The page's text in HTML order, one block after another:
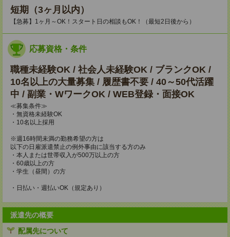
短期（3ヶ月以内）
【急募】1ヶ月～OK！スタート日の相談もOK！（最短2日後から）
応募資格・条件
職種未経験OK / 社会人未経験OK / ブランクOK /
10名以上の大量募集 / 履歴書不要 / 40～50代活躍
中 / 副業・WワークOK / WEB登録・面接OK
≪募集条件≫
・無資格未経験OK
・10名以上採用
※週16時間未満の勤務希望の方は
以下の日雇派遣禁止の例外事由に該当する方のみ
・本人または世帯収入が500万以上の方
・60歳以上の方
・学生（昼間）の方
・日払い・週払いOK（規定あり）
派遣先の概要
配属先について